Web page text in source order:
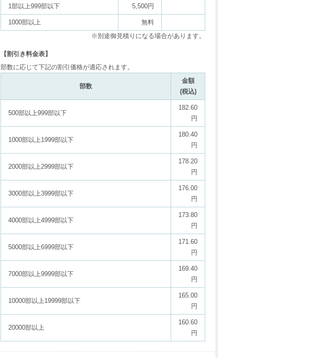
1部以上999部以下 5,500円
1000部以上
無料
※別途御見積りになる場合があります。
【割引き料金表】
部数に応じて下記の割引価格が適応されます。
部数
金額
(税込)
500部以上999部以下
182.60
円
1000部以上1999部以下
180.40
円
2000部以上2999部以下
178.20
円
3000部以上3999部以下
176.00
円
4000部以上4999部以下
173.80
円
5000部以上6999部以下
171.60
円
7000部以上9999部以下
169.40
円
10000部以上19999部以下
165.00
円
20000部以上
160.60
円